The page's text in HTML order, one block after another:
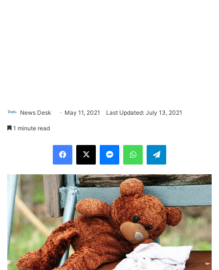
News Desk May 11, 2021 Last Updated: July 13, 2021
1 minute read